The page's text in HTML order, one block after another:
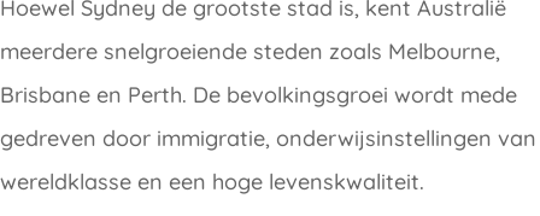
Hoewel Sydney de grootste stad is, kent Australië
meerdere snelgroeiende steden zoals Melbourne,
Brisbane en Perth. De bevolkingsgroei wordt mede
gedreven door immigratie, onderwijsinstellingen van
wereldklasse en een hoge levenskwaliteit.